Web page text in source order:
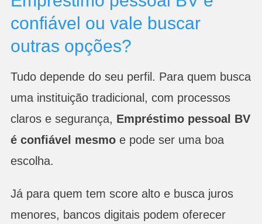
confiável ou vale buscar
outras opções?
Tudo depende do seu perfil. Para quem busca
uma instituição tradicional, com processos
claros e segurança, Empréstimo pessoal BV
é confiável mesmoe pode ser uma boa
escolha.
Já para quem tem score alto e busca juros
menores, bancos digitais podem oferecer